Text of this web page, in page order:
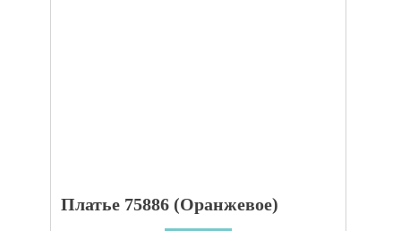
Платье 75886 (Оранжевое)